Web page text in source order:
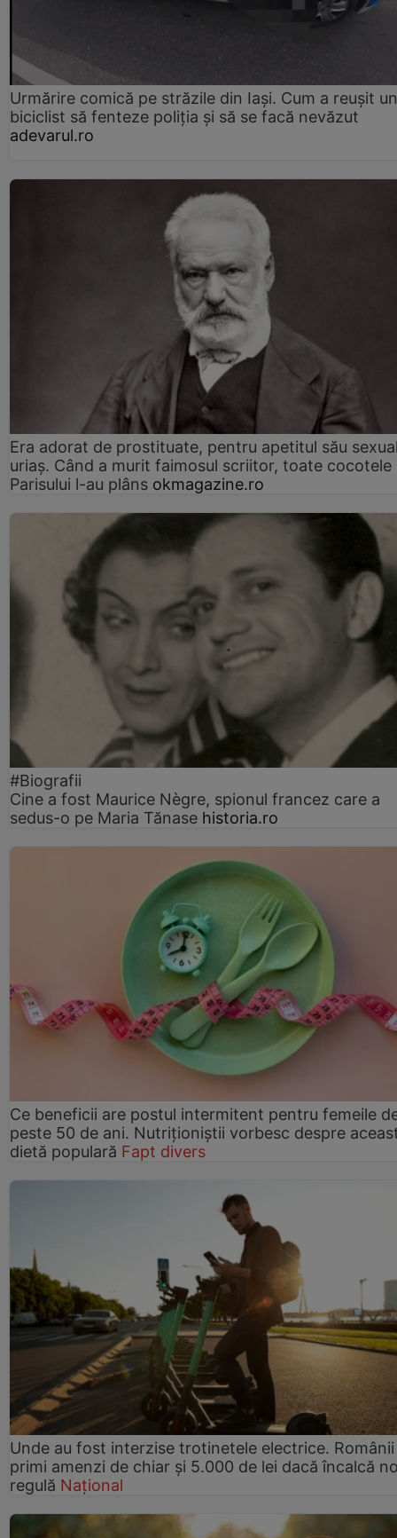
Urmărire comică pe străzile din Iași. Cum a reușit un
biciclist să fenteze poliția și să se facă nevăzut
adevarul.ro
Era adorat de prostituate, pentru apetitul său
uriaș. Când a murit faimosul scriitor, toate cocotele
Parisului l-au plâns okmagazine.ro
#Biografii
Cine a fost Maurice Nègre, spionul francez care a
sedus-o pe Maria Tănase historia.ro
Ce beneficii are postul intermitent pentru femeile
peste 50 de ani. Nutriționiștii vorbesc despre
dietă populară Fapt divers
Unde au fost interzise trotinetele electrice.
primi amenzi de chiar și 5.000 de lei dacă încalcă
regulă Național